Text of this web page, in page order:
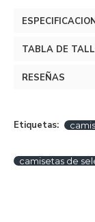
TABLA DE
RESEÑAS
Etiquetas:
camisetas de